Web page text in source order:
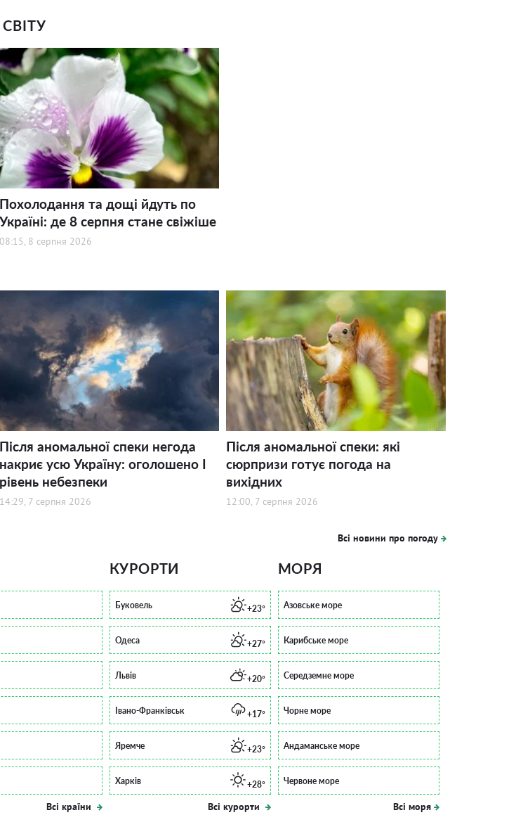
Похолодання та дощі йдуть по
Україні: де 8 серпня стане свіжіше
08:15, 8 серпня 2026
Після аномальної спеки негода
накриє усю Україну: оголошено І
рівень небезпеки
14:29, 7 серпня 2026
Після аномальної спеки: які
сюрпризи готує погода на
вихідних
12:00, 7 серпня 2026
Всі новини про погоду
Всі країни
КУРОРТИ
Буковель +23°
Одеса +27°
Львів +20°
Івано-Франківськ +17°
Яремче +23°
Харків +28°
Всі курорти
МОРЯ
Азовське море
Карибське море
Середземне море
Чорне море
Андаманське море
Червоне море
Всі моря